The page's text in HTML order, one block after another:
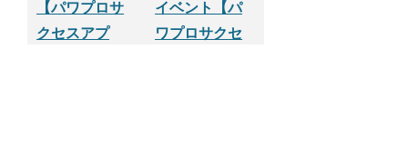
【パワプロサ
クセスアプ
イベント【パ
ワプロサクセ